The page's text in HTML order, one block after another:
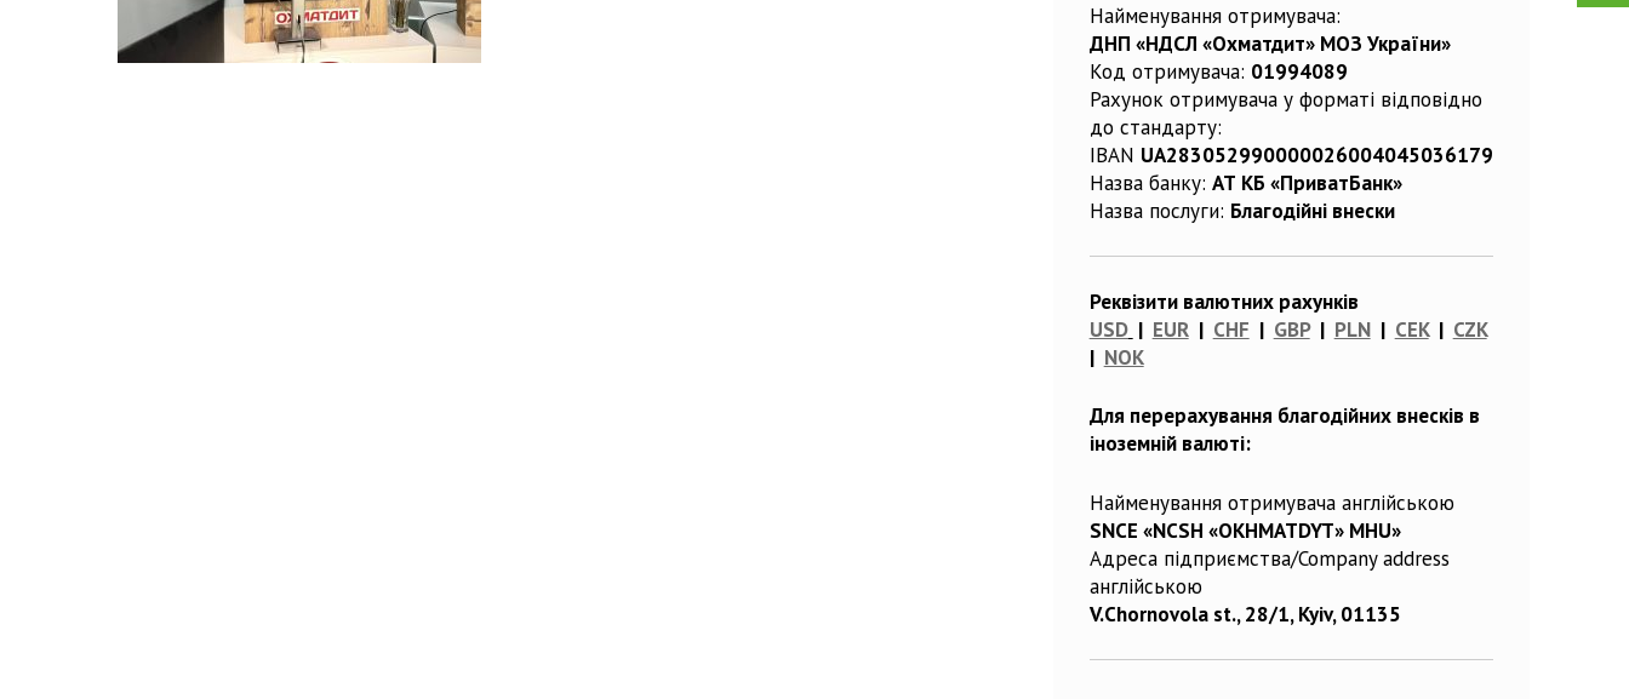
Найменування отримувача:
ДНП «НДСЛ «Охматдит» МОЗ України»
Код отримувача: 01994089
Рахунок отримувача у форматі відповідно
до стандарту:
IBAN UA283052990000026004045036179
Назва банку: АТ КБ «ПриватБанк»
Назва послуги: Благодійні внески
Реквізити валютних рахунків
USD | EUR| CHF | GBP| PLN| CEK| CZK
| NOK
Для перерахування благодійних внесків в
іноземній валюті:
Найменування отримувача англійською
SNCE «NCSH «OKHMATDYT» MHU»
Адреса підприємства/Company address
англійською
V.Chornovola st., 28/1, Kyiv, 01135